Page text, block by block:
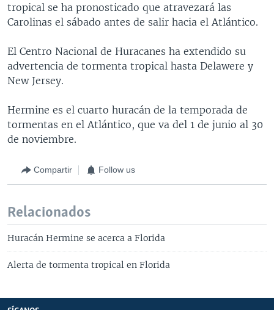
tropical se ha pronosticado que atravezará las
Carolinas el sábado antes de salir hacia el Atlántico.
El Centro Nacional de Huracanes ha extendido su
advertencia de tormenta tropical hasta Delawere y
New Jersey.
Hermine es el cuarto huracán de la temporada de
tormentas en el Atlántico, que va del 1 de junio al 30
de noviembre.
Compartir Follow us
Relacionados
Huracán Hermine se acerca a Florida
Alerta de tormenta tropical en Florida